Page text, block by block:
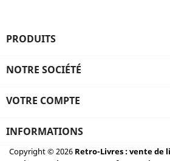
PRODUITS
NOTRE SOCIÉTÉ
VOTRE COMPTE
INFORMATIONS
Copyright © 2026 Retro-Livres : vente de